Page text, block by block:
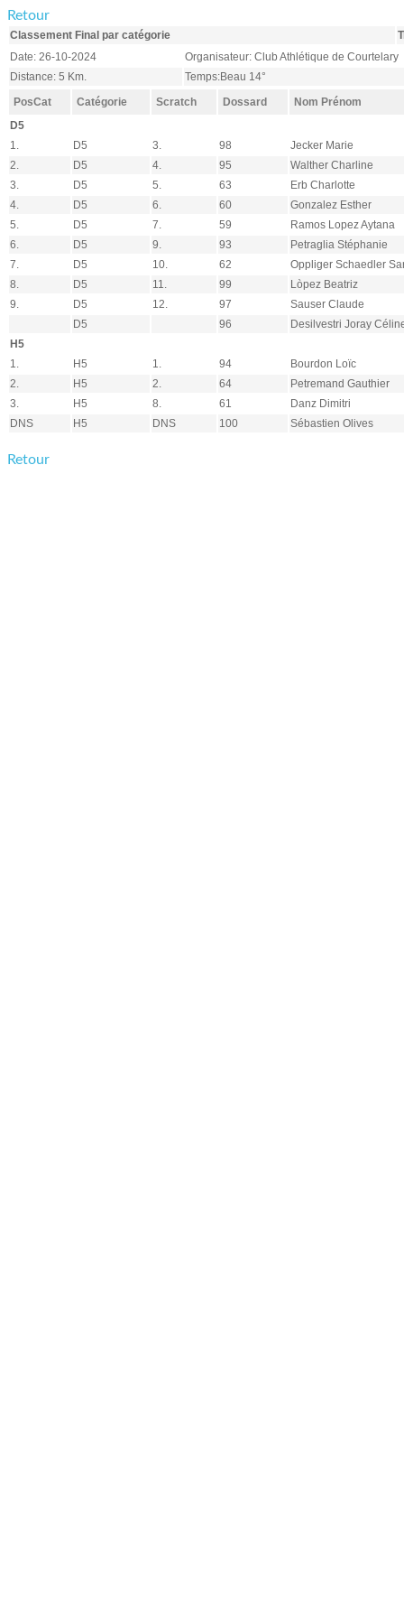
Retour
Classement Final par catégorie
Date: 26-10-2024
Organisateur: Club Athlétique de Courtelary
Distance: 5 Km.
Temps:Beau 14°
PosCat
Catégorie Scratch Dossard
Nom Prénom
D5
1.
D5 3. 98
Jecker Marie
2.
D5 4. 95
Walther Charline
3.
D5 5. 63
Erb Charlotte
4.
D5 6. 60
Gonzalez Esther
5.
D5 7. 59
Ramos Lopez Aytana
6.
D5 9. 93
Petraglia Stéphanie
7.
D5 10. 62
Oppliger Schaedler
8.
D5 11. 99
Lòpez Beatriz
9.
D5 12. 97
Sauser Claude
D5
96
Desilvestri Joray
H5
1.
H5 1. 94
Bourdon Loïc
2.
H5 2. 64
Petremand Gauthier
3.
H5 8. 61
Danz Dimitri
DNS
H5 DNS 100 Sébastien Olives
Retour